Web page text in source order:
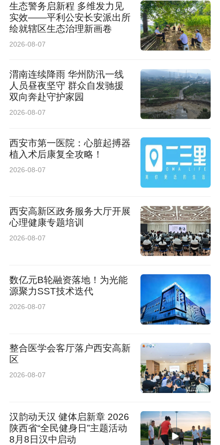
生态警务启新程 多维发力见
实效——平利公安长安派出所
绘就辖区生态治理新画卷
2026-08-07
渭南连续降雨 华州防汛一线
人员昼夜坚守 群众自发驰援
双向奔赴守护家园
2026-08-07
西安市第一医院：心脏起搏器
植入术后康复全攻略！
2026-08-07
西安高新区政务服务大厅开展
心理健康专题培训
2026-08-07
数亿元B轮融资落地！为光能
源聚力SST技术迭代
2026-08-07
整合医学会客厅落户西安高新
区
2026-08-07
汉韵动天汉 健体启新章 2026
陕西省“全民健身日”主题活动
8月8日汉中启动